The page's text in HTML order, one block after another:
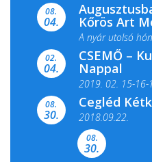
ismét megtelik
08.
04. Kőrös Art
A nyár utolsó
filmkínálattal,
02.
04.
CSEMŐ –
Nappal
2019. 02. 15-16-
Színes és
Csemői Községi
08.
30.
Cegléd
2018.09.22.
08.
30.